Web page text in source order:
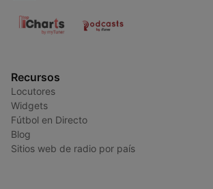
Recursos
Locutores
Widgets
Fútbol en Directo
Blog
Sitios web de radio por país